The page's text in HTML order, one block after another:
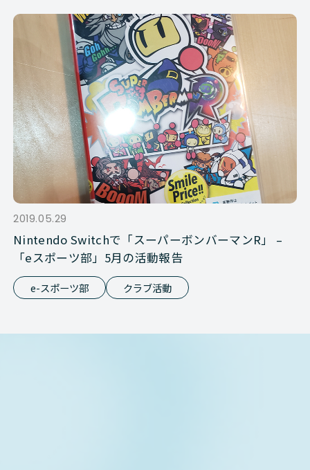
2019.05.29
Nintendo Switchで「スーパーボンバーマンR」 –
「eスポーツ部」5月の活動報告
e-スポーツ部 クラブ活動